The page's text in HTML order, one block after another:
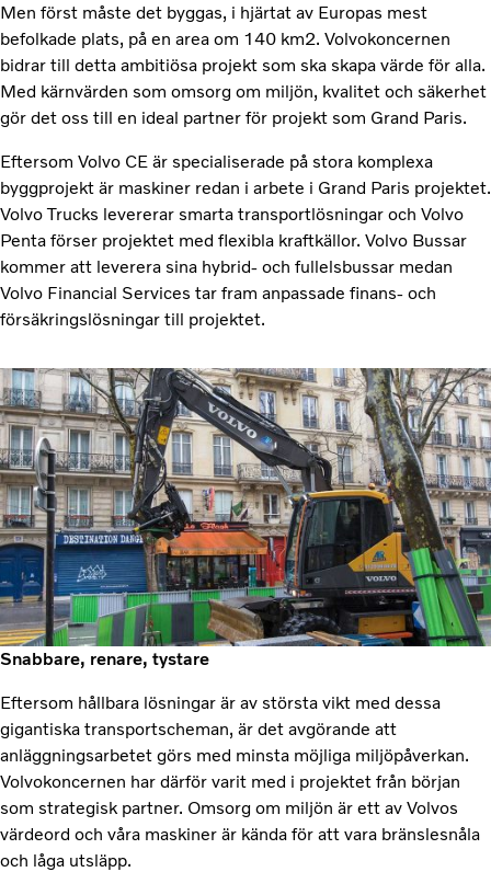
Men först måste det byggas, i hjärtat av Europas mest
befolkade plats, på en area om 140 km2. Volvokoncernen
bidrar till detta ambitiösa projekt som ska skapa värde för alla.
Med kärnvärden som omsorg om miljön, kvalitet och säkerhet
gör det oss till en ideal partner för projekt som Grand Paris.
Eftersom Volvo CE är specialiserade på stora komplexa
byggprojekt är maskiner redan i arbete i Grand Paris projektet.
Volvo Trucks levererar smarta transportlösningar och Volvo
Penta förser projektet med flexibla kraftkällor. Volvo Bussar
kommer att leverera sina hybrid- och fullelsbussar medan
Volvo Financial Services tar fram anpassade finans- och
försäkringslösningar till projektet.
Snabbare, renare, tystare
Eftersom hållbara lösningar är av största vikt med dessa
gigantiska transportscheman, är det avgörande att
anläggningsarbetet görs med minsta möjliga miljöpåverkan.
Volvokoncernen har därför varit med i projektet från början
som strategisk partner. Omsorg om miljön är ett av Volvos
värdeord och våra maskiner är kända för att vara bränslesnåla
och låga utsläpp.